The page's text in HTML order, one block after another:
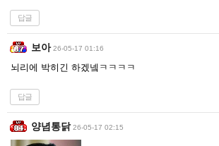
답글
보아 26-05-17 01:16
뇌리에 박히긴 하겠넼ㅋㅋㅋㅋ
답글
양념통닭 26-05-17 02:15